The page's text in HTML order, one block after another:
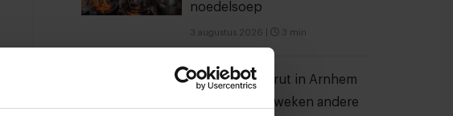
noedelsoep
3 augustus 2026 3 min
Bij koffiebar Prut in Arnhem
staat iedere 2 weken andere